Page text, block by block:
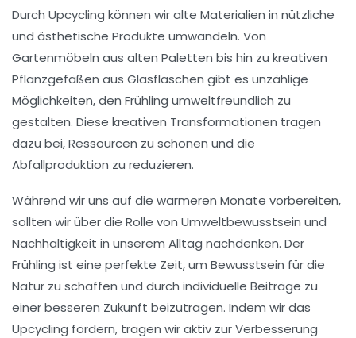
Durch Upcycling können wir alte Materialien in nützliche
und ästhetische Produkte umwandeln. Von
Gartenmöbeln aus alten Paletten bis hin zu kreativen
Pflanzgefäßen aus Glasflaschen gibt es unzählige
Möglichkeiten, den Frühling umweltfreundlich zu
gestalten. Diese kreativen Transformationen tragen
dazu bei, Ressourcen zu schonen und die
Abfallproduktion zu reduzieren.
Während wir uns auf die warmeren Monate vorbereiten,
sollten wir über die Rolle von Umweltbewusstsein und
Nachhaltigkeit in unserem Alltag nachdenken. Der
Frühling ist eine perfekte Zeit, um Bewusstsein für die
Natur zu schaffen und durch individuelle Beiträge zu
einer besseren Zukunft beizutragen. Indem wir das
Upcycling fördern, tragen wir aktiv zur Verbesserung